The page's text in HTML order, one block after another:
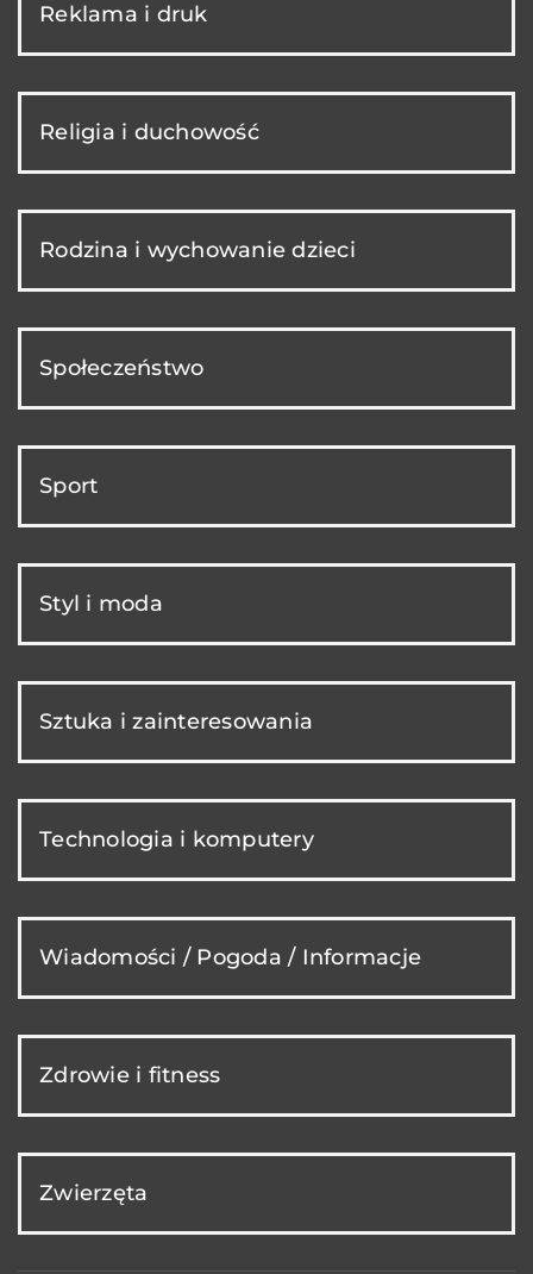
Reklama i druk
Religia i duchowość
Rodzina i wychowanie dzieci
Społeczeństwo
Sport
Styl i moda
Sztuka i zainteresowania
Technologia i komputery
Wiadomości / Pogoda / Informacje
Zdrowie i fitness
Zwierzęta